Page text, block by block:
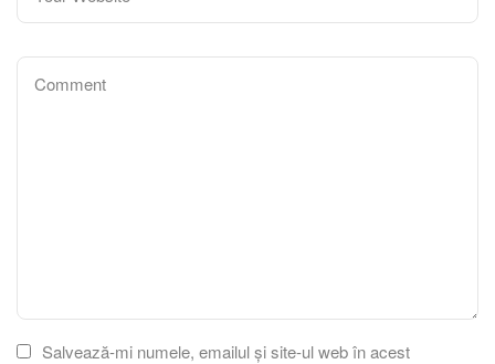
Salvează-mi numele, emailul și site-ul web în acest